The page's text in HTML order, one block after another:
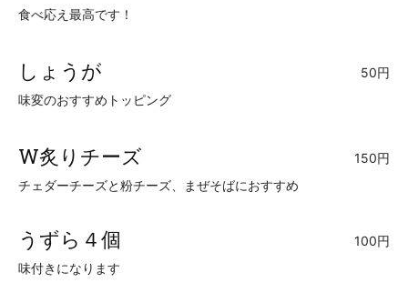
食べ応え最高です！
しょうが
50円
味変のおすすめトッピング
W炙りチーズ
150円
チェダーチーズと粉チーズ、まぜそばにおすすめ
うずら４個
100円
味付きになります